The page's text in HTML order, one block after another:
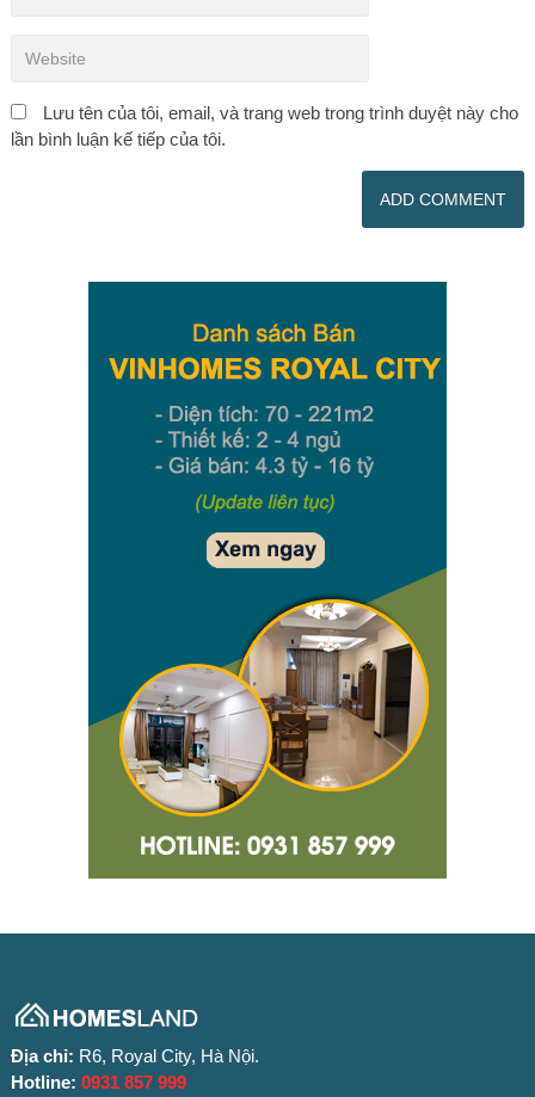
Lưu tên của tôi, email, và trang web trong trình duyệt này cho
lần bình luận kế tiếp của tôi.
Địa chỉ: R6, Royal City, Hà Nội.
Hotline: 0931 857 999